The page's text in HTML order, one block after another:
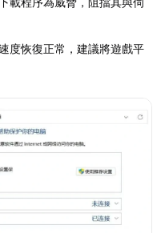
度恢復正常，建議將遊戲平